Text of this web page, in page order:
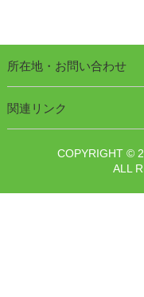
所在地・お問い合わせ
関連リンク
COPYRIGHT ©
ALL